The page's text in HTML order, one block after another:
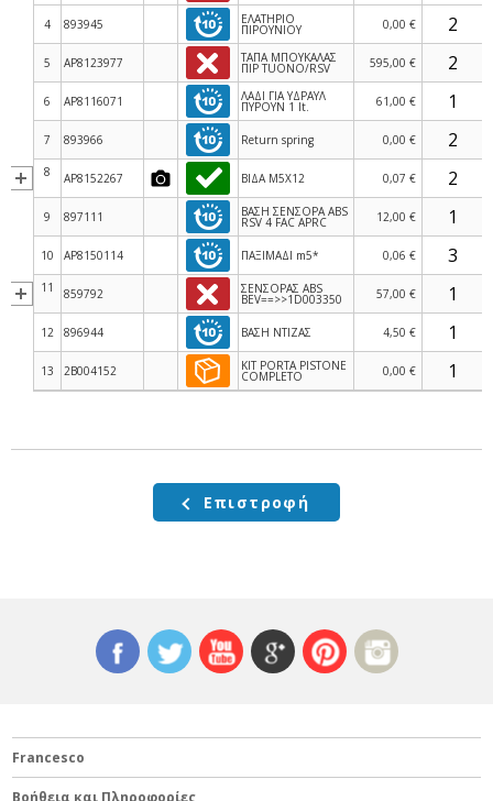
4 893945 ΕΛΑΤΗΡΙΟ
ΠΙΡΟΥΝΙΟΥ 0,00 €
5 AP8123977 ΤΑΠΑ ΜΠΟΥΚΑΛΑΣ
ΠΙΡ TUONO/RSV 595,00 €
6 AP8116071 ΛΑΔΙ ΓΙΑ ΥΔΡΑΥΛ
ΠΥΡΟΥΝ 1 lt. 61,00 €
7 893966 Return spring 0,00 €
8 AP8152267 ΒΙΔΑ M5X12 0,07 €
9 897111 ΒΑΣΗ ΣΕΝΣΟΡΑ ABS
RSV 4 FAC APRC 12,00 €
10 AP8150114 ΠΑΞΙΜΑΔΙ m5* 0,06 €
11 859792 ΣΕΝΣΟΡΑΣ ABS
BEV==>>1D003350 57,00 €
12 896944 ΒΑΣΗ ΝΤΙΖΑΣ 4,50 €
13 2B004152 KIT PORTA PISTONE
COMPLETO 0,00 €
Επιστροφή
Francesco
Βοήθεια και Πληροφορίες